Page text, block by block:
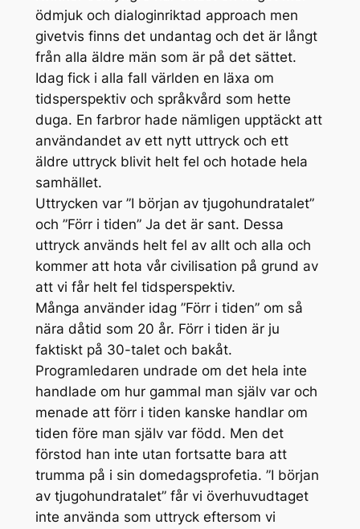
ödmjuk och dialoginriktad approach men
givetvis finns det undantag och det är långt
från alla äldre män som är på det sättet.
Idag fick i alla fall världen en läxa om
tidsperspektiv och språkvård som hette
duga. En farbror hade nämligen upptäckt att
användandet av ett nytt uttryck och ett
äldre uttryck blivit helt fel och hotade hela
samhället.
Uttrycken var ”I början av tjugohundratalet”
och ”Förr i tiden” Ja det är sant. Dessa
uttryck används helt fel av allt och alla och
kommer att hota vår civilisation på grund av
att vi får helt fel tidsperspektiv.
Många använder idag ”Förr i tiden” om så
nära dåtid som 20 år. Förr i tiden är ju
faktiskt på 30-talet och bakåt.
Programledaren undrade om det hela inte
handlade om hur gammal man själv var och
menade att förr i tiden kanske handlar om
tiden före man själv var född. Men det
förstod han inte utan fortsatte bara att
trumma på i sin domedagsprofetia. ”I början
av tjugohundratalet” får vi överhuvudtaget
inte använda som uttryck eftersom vi